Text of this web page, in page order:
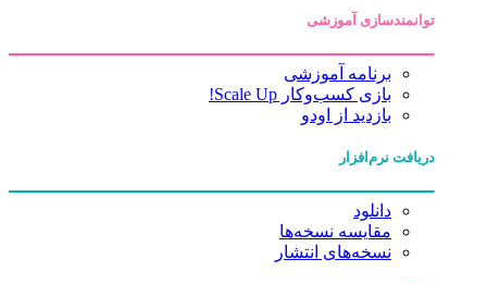
توانمندسازی آموزشی
برنامه آموزشی
بازی کسب‌وکار Scale Up!
بازدید از اودو
دریافت نرم‌افزار
دانلود
مقایسه نسخه‌ها
نسخه‌های انتشار